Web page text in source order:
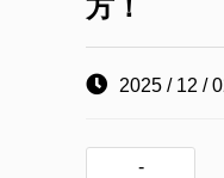
方！
2025 / 12 /
-